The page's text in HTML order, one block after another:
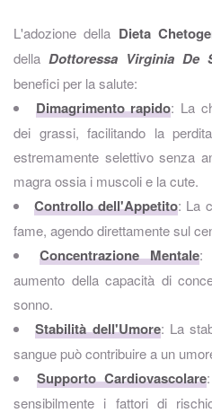
L'adozione della Dieta
della Dottoressa Virginia De
benefici per la salute:
Dimagrimento rapido: La
dei grassi, facilitando la
estremamente selettivo senza
magra ossia i muscoli e la cute.
Controllo dell'Appetito: La
fame, agendo direttamente sul
Concentrazione Mentale:
aumento della capacità di
sonno.
Stabilità dell'Umore: La
sangue può contribuire a un
Supporto Cardiovascolare
sensibilmente i fattori di